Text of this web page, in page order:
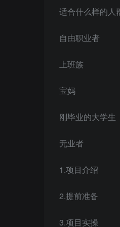
适合什么样的人
自由职业者
上班族
宝妈
刚毕业的大学生
无业者
1.项目介绍
2.提前准备
3.项目实操